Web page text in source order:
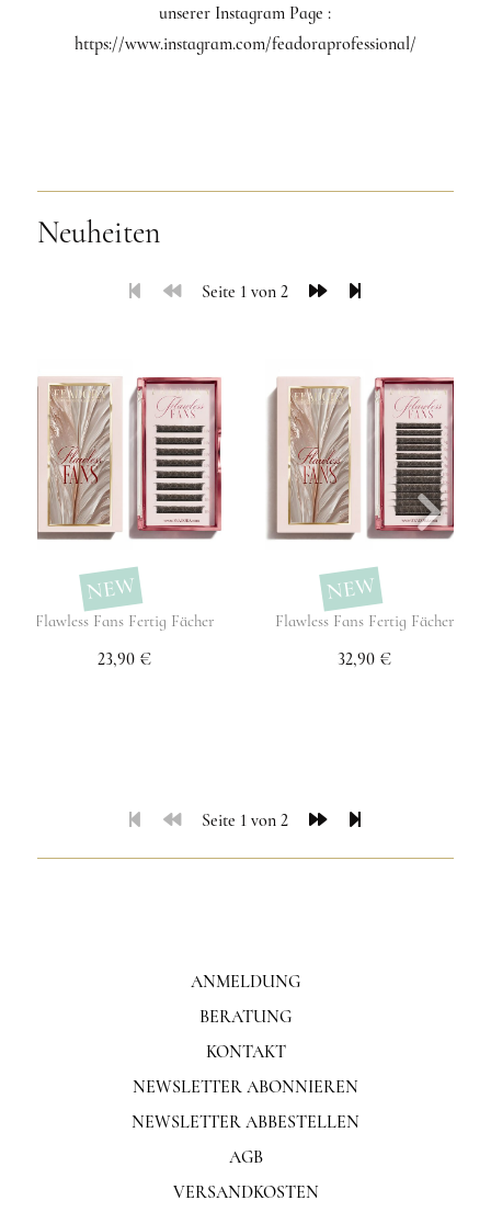
unserer Instagram Page :
https://www.instagram.com/feadoraprofessional/
Neuheiten
Seite 1 von 2
NEW
Flawless Fans Fertig Fächer
23,90 €
NEW
Flawless Fans Fertig Fächer
32,90 €
Seite 1 von 2
ANMELDUNG
BERATUNG
KONTAKT
NEWSLETTER ABONNIEREN
NEWSLETTER ABBESTELLEN
AGB
VERSANDKOSTEN